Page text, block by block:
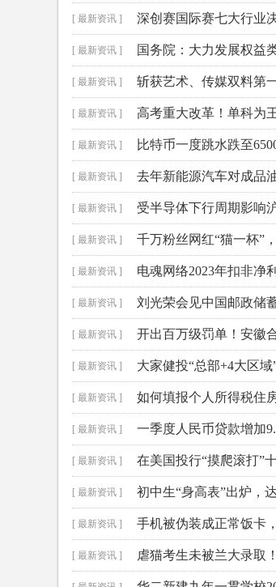
[ 最新资讯 ] 深创赛国际赛七大行业
[ 最新资讯 ] 国务院：大力发展权益
[ 最新资讯 ] 斩获艺术、传媒双料第
[ 最新资讯 ] 高考重大改革！单科为
山大学、中南大学等！
[ 最新资讯 ] 比特币一度跳水跌至
[ 最新资讯 ] 去年新能源汽车对成品
[ 最新资讯 ] 受半导体下行周期影响
[ 最新资讯 ] 千万粉丝网红“猫一杯”
[ 最新资讯 ] 电魂网络2023年扣非净
[ 最新资讯 ] 刘光荣会见中国邮政储
[ 最新资讯 ] 开出百万级罚单！安徽
[ 最新资讯 ] 大家健投“总部+4大区
[ 最新资讯 ] 如何填报个人所得税住
[ 最新资讯 ] 一季度人民币贷款增加
[ 最新资讯 ] 在美国投行“摸爬滚打”
[ 最新资讯 ] 初中生“身高表”出炉，
[ 最新资讯 ] 手机被伪装成正常饭卡
[ 最新资讯 ] 虐猫考生未被兰大录取